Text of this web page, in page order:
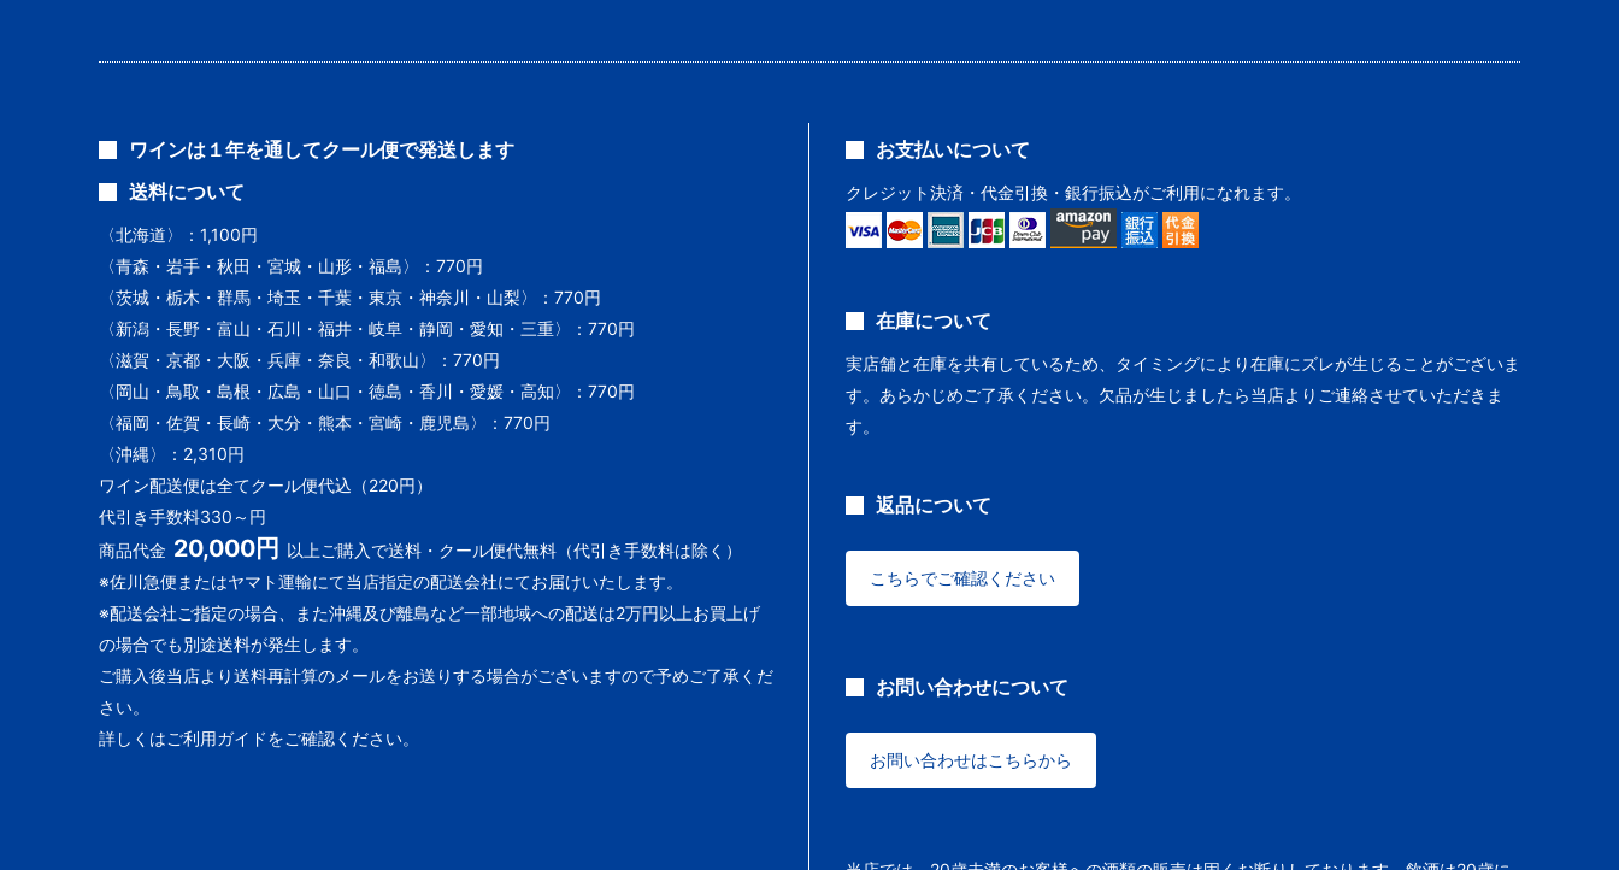
ワインは１年を通してクール便で発送します
送料について
〈北海道〉：1,100円
〈青森・岩手・秋田・宮城・山形・福島〉：770円
〈茨城・栃木・群馬・埼玉・千葉・東京・神奈川・山梨〉：770円
〈新潟・長野・富山・石川・福井・岐阜・静岡・愛知・三重〉：770円
〈滋賀・京都・大阪・兵庫・奈良・和歌山〉：770円
〈岡山・鳥取・島根・広島・山口・徳島・香川・愛媛・高知〉：770円
〈福岡・佐賀・長崎・大分・熊本・宮崎・鹿児島〉：770円
〈沖縄〉：2,310円
ワイン配送便は全てクール便代込（220円）
代引き手数料330～円
商品代金 20,000円 以上ご購入で送料・クール便代無料（代引き手数料は除く）
※佐川急便またはヤマト運輸にて当店指定の配送会社にてお届けいたします。
※配送会社ご指定の場合、また沖縄及び離島など一部地域への配送は2万円以上お買上げ
の場合でも別途送料が発生します。
ご購入後当店より送料再計算のメールをお送りする場合がございますので予めご了承くだ
さい。
詳しくはご利用ガイドをご確認ください。
お支払いについて
クレジット決済・代金引換・銀行振込がご利用になれます。
在庫について
実店舗と在庫を共有しているため、タイミングにより在庫にズレが生じることがございま
す。あらかじめご了承ください。欠品が生じましたら当店よりご連絡させていただきま
す。
返品について
こちらでご確認ください
お問い合わせについて
お問い合わせはこちらから